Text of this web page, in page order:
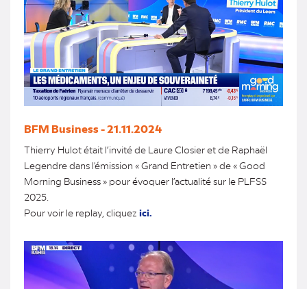
BFM Business - 21.11.2024
Thierry Hulot était l’invité de Laure Closier et de Raphaël
Legendre dans l'émission « Grand Entretien » de « Good
Morning Business » pour évoquer l’actualité sur le PLFSS
2025.
Pour voir le replay, cliquez ici.